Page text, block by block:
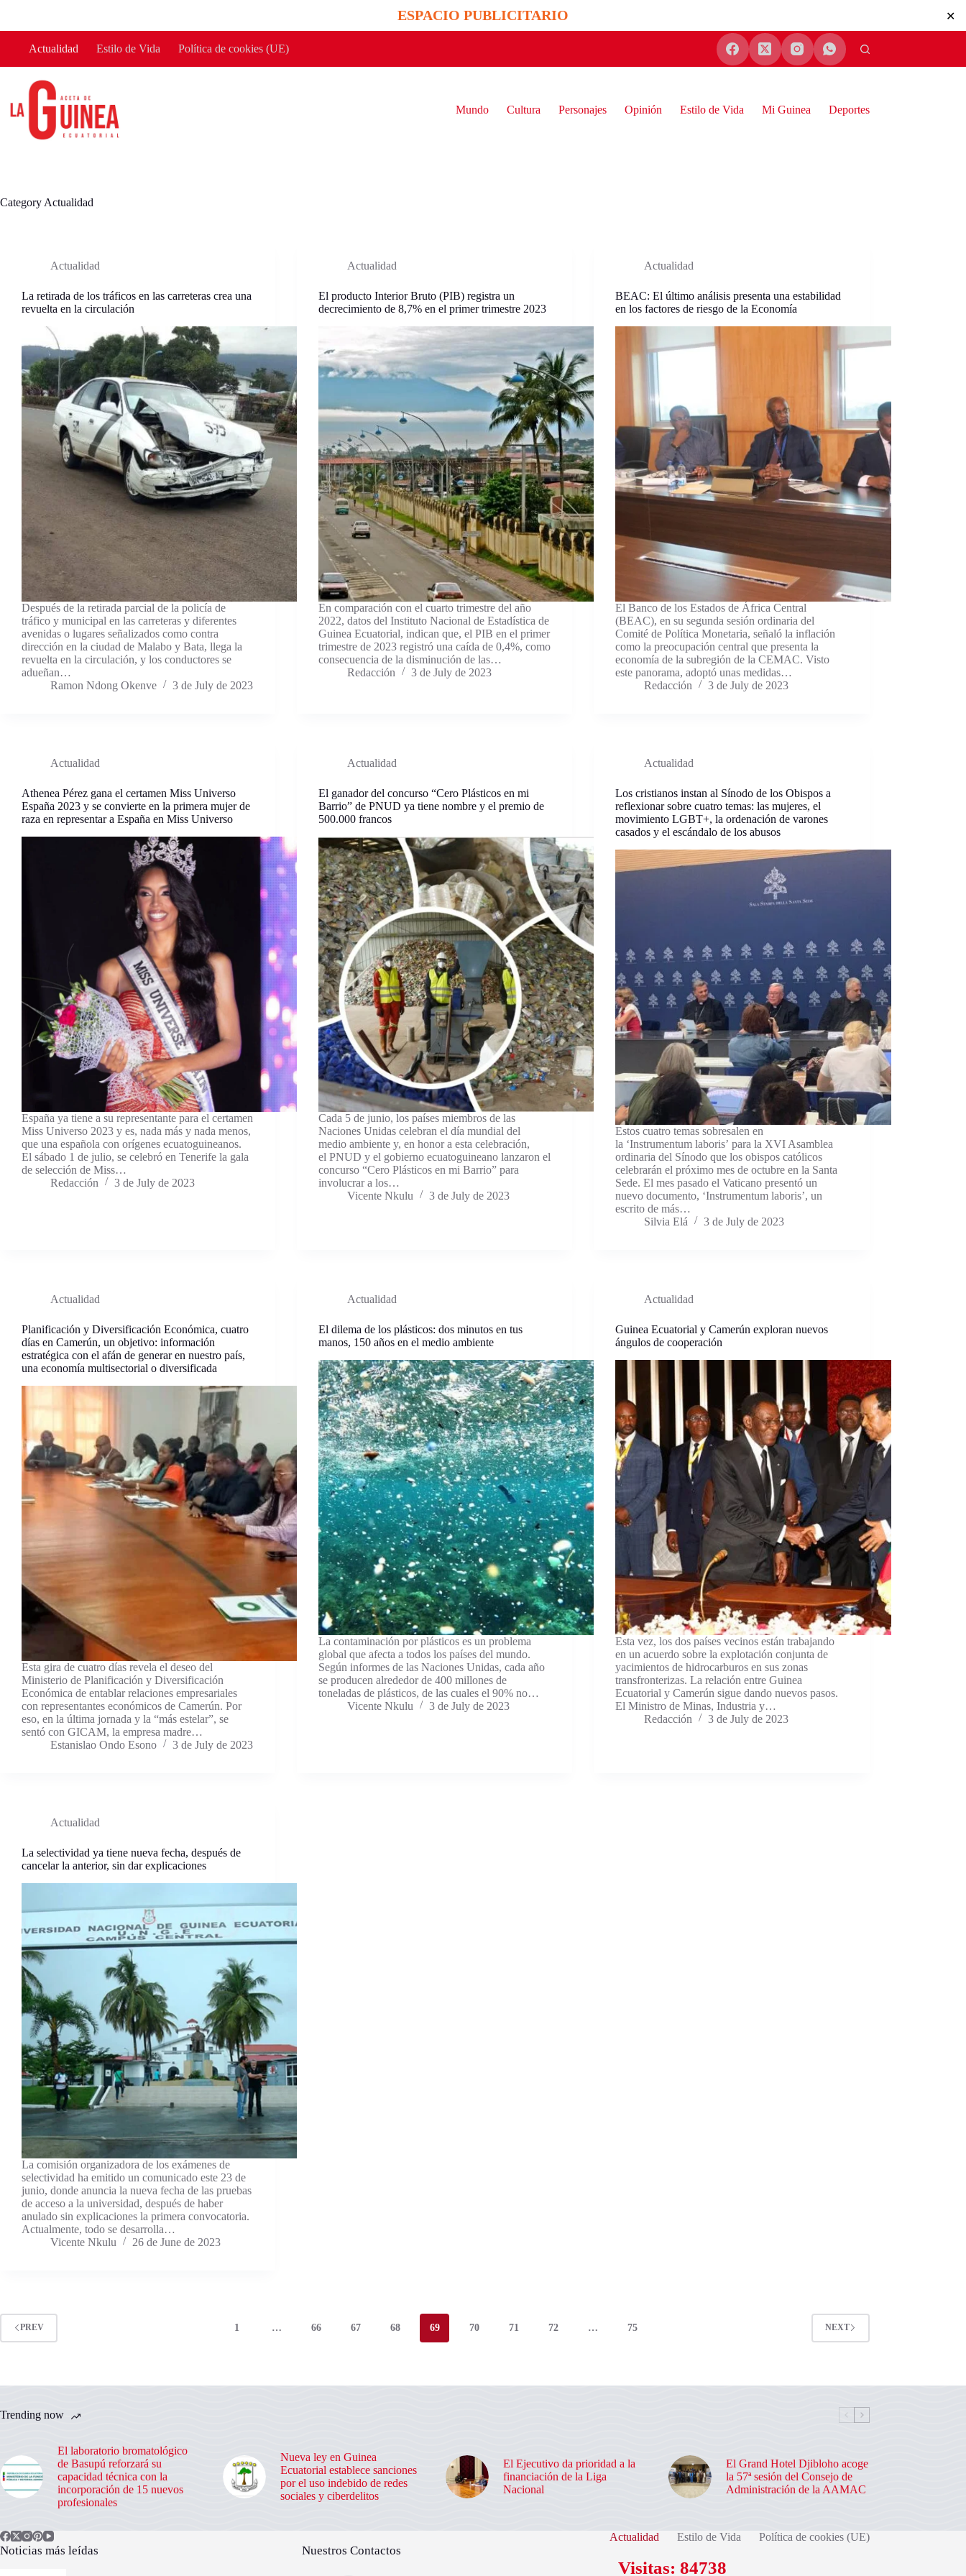
content
ESPACIO PUBLICITARIO ✕
Actualidad Estilo de Vida Política de cookies (UE)
Mundo Cultura Personajes Opinión Estilo de Vida Mi Guinea Deportes
Category Actualidad
Actualidad
La retirada de los tráficos en las carreteras crea una
revuelta en la circulación
Después de la retirada parcial de la policía de
tráfico y municipal en las carreteras y diferentes
avenidas o lugares señalizados como contra
dirección en la ciudad de Malabo y Bata, llega la
revuelta en la circulación, y los conductores se
adueñan…
Ramon Ndong Okenve
3 de July de 2023
Actualidad
El producto Interior Bruto (PIB) registra un
decrecimiento de 8,7% en el primer trimestre 2023
En comparación con el cuarto trimestre del año
2022, datos del Instituto Nacional de Estadística de
Guinea Ecuatorial, indican que, el PIB en el primer
trimestre de 2023 registró una caída de 0,4%, como
consecuencia de la disminución de las…
Redacción
3 de July de 2023
Actualidad
BEAC: El último análisis presenta una estabilidad
en los factores de riesgo de la Economía
El Banco de los Estados de África Central
(BEAC), en su segunda sesión ordinaria del
Comité de Política Monetaria, señaló la inflación
como la preocupación central que presenta la
economía de la subregión de la CEMAC. Visto
este panorama, adoptó unas medidas…
Redacción
3 de July de 2023
Actualidad
Athenea Pérez gana el certamen Miss Universo
España 2023 y se convierte en la primera mujer de
raza en representar a España en Miss Universo
España ya tiene a su representante para el certamen
Miss Universo 2023 y es, nada más y nada menos,
que una española con orígenes ecuatoguineanos.
El sábado 1 de julio, se celebró en Tenerife la gala
de selección de Miss…
Redacción
3 de July de 2023
Actualidad
El ganador del concurso “Cero Plásticos en mi
Barrio” de PNUD ya tiene nombre y el premio de
500.000 francos
Cada 5 de junio, los países miembros de las
Naciones Unidas celebran el día mundial del
medio ambiente y, en honor a esta celebración,
el PNUD y el gobierno ecuatoguineano lanzaron el
concurso “Cero Plásticos en mi Barrio” para
involucrar a los…
Vicente Nkulu
3 de July de 2023
Actualidad
Los cristianos instan al Sínodo de los Obispos a
reflexionar sobre cuatro temas: las mujeres, el
movimiento LGBT+, la ordenación de varones
casados y el escándalo de los abusos
Estos cuatro temas sobresalen en
la ‘Instrumentum laboris’ para la XVI Asamblea
ordinaria del Sínodo que los obispos católicos
celebrarán el próximo mes de octubre en la Santa
Sede. El mes pasado el Vaticano presentó un
nuevo documento, ‘Instrumentum laboris’, un
escrito de más…
Silvia Elá
3 de July de 2023
Actualidad
Planificación y Diversificación Económica, cuatro
días en Camerún, un objetivo: información
estratégica con el afán de generar en nuestro país,
una economía multisectorial o diversificada
Esta gira de cuatro días revela el deseo del
Ministerio de Planificación y Diversificación
Económica de entablar relaciones empresariales
con representantes económicos de Camerún. Por
eso, en la última jornada y la “más estelar”, se
sentó con GICAM, la empresa madre…
Estanislao Ondo Esono
3 de July de 2023
Actualidad
El dilema de los plásticos: dos minutos en tus
manos, 150 años en el medio ambiente
La contaminación por plásticos es un problema
global que afecta a todos los países del mundo.
Según informes de las Naciones Unidas, cada año
se producen alrededor de 400 millones de
toneladas de plásticos, de las cuales el 90% no…
Vicente Nkulu
3 de July de 2023
Actualidad
Guinea Ecuatorial y Camerún exploran nuevos
ángulos de cooperación
Esta vez, los dos países vecinos están trabajando
en un acuerdo sobre la explotación conjunta de
yacimientos de hidrocarburos en sus zonas
transfronterizas. La relación entre Guinea
Ecuatorial y Camerún sigue dando nuevos pasos.
El Ministro de Minas, Industria y…
Redacción
3 de July de 2023
Actualidad
La selectividad ya tiene nueva fecha, después de
cancelar la anterior, sin dar explicaciones
La comisión organizadora de los exámenes de
selectividad ha emitido un comunicado este 23 de
junio, donde anuncia la nueva fecha de las pruebas
de acceso a la universidad, después de haber
anulado sin explicaciones la primera convocatoria.
Actualmente, todo se desarrolla…
Vicente Nkulu
26 de June de 2023
PREV 1 … 66 67 68 69 70 71 72 … 75 NEXT
Trending now
El laboratorio bromatológico
de Basupú reforzará su
capacidad técnica con la
incorporación de 15 nuevos
profesionales
Nueva ley en Guinea
Ecuatorial establece sanciones
por el uso indebido de redes
sociales y ciberdelitos
El Ejecutivo da prioridad a la
financiación de la Liga
Nacional
El Grand Hotel Djibloho acoge
la 57ª sesión del Consejo de
Administración de la AAMAC
Actualidad Estilo de Vida Política de cookies (UE)
Noticias más leídas Nuestros Contactos
Visitas: 84738